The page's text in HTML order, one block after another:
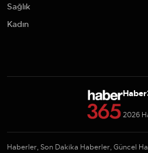
Sağlık
Kadın
2026
Haberler, Son Dakika Haberler, Güncel